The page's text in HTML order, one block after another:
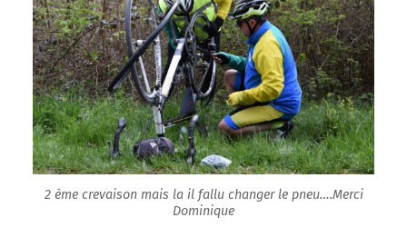
2 ème crevaison mais la il fallu changer le pneu….Merci
Dominique